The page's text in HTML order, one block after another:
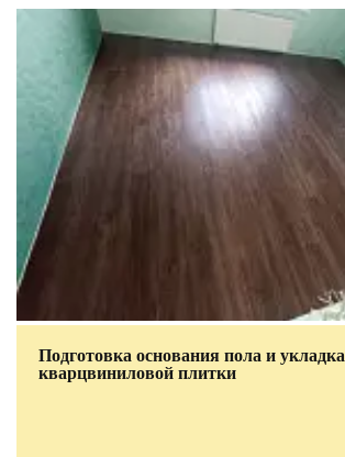
Подготовка основания пола и укладка
кварцвиниловой плитки